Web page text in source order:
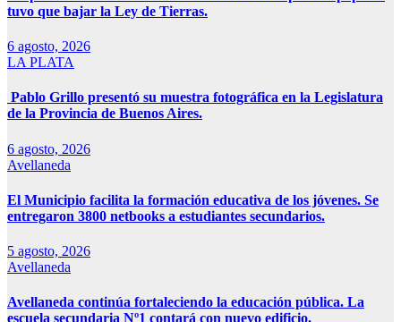
tuvo que bajar la Ley de Tierras.
6 agosto, 2026
LA PLATA
Pablo Grillo presentó su muestra fotográfica en la Legislatura
de la Provincia de Buenos Aires.
6 agosto, 2026
Avellaneda
El Municipio facilita la formación educativa de los jóvenes. Se
entregaron 3800 netbooks a estudiantes secundarios.
5 agosto, 2026
Avellaneda
Avellaneda continúa fortaleciendo la educación pública. La
escuela secundaria Nº1 contará con nuevo edificio.